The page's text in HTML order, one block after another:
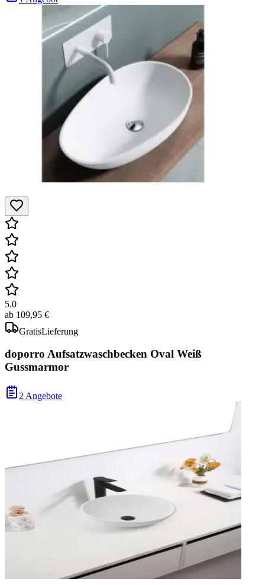
5.0
ab 109,95 €
GratisLieferung
doporro Aufsatzwaschbecken Oval Weiß
Gussmarmor
2 Angebote